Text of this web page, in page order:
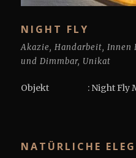
NIGHT FLY
Akazie, Handarbeit, Innen
und Dimmbar, Unikat
Objekt : Night Fly
NATÜRLICHE